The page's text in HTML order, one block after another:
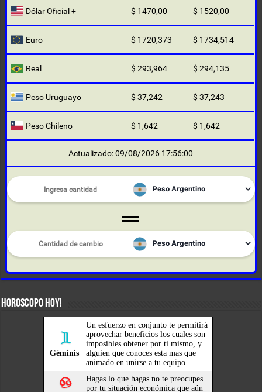
Dólar Oficial + $ 1470,00 $ 1520,00
Euro $ 1720,373 $ 1734,514
Real $ 293,964 $ 294,135
Peso Uruguayo $ 37,242 $ 37,243
Peso Chileno $ 1,642 $ 1,642
Actualizado: 09/08/2026 17:56:00
HOROSCOPO HOY!